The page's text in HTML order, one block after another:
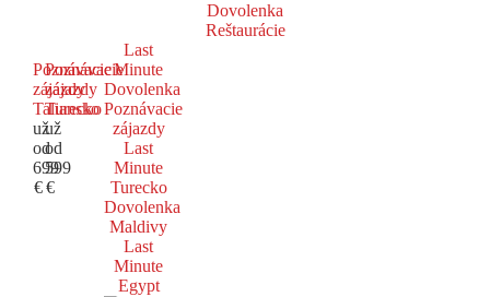
Dovolenka
Reštaurácie
Poznávacie
zájazdy
Taliansko
už
od
699
€
Poznávacie
zájazdy
Turecko
už
od
599
€
Last
Minute
Dovolenka
Poznávacie
zájazdy
Last
Minute
Turecko
Dovolenka
Maldivy
Last
Minute
Egypt